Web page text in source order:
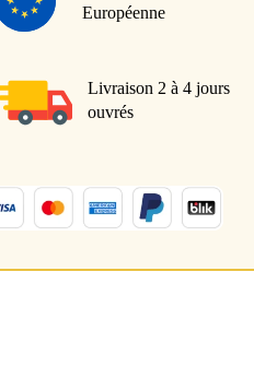
Européenne
Livraison 2 à 4 jours
ouvrés